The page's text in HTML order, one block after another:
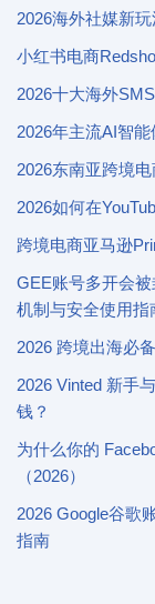
2026海外社媒新
小红书电商
2026十大海外
2026年主流AI智
2026东南亚跨境
2026如何在
跨境电商亚马逊
GEE账号多开会
机制与安全使用指
2026 跨境出海必
2026 Vinted 新手
钱？
为什么你的
（2026）
2026 Google谷歌
指南